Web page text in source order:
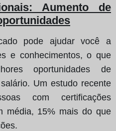
Aumento de
pode ajudar você a
e conhecimentos, o que
oportunidades de
Um estudo recente
com certificações
média, 15% mais do que